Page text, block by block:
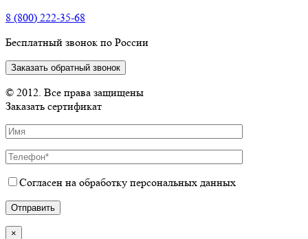
8 (800) 222-35-68
Бесплатный звонок по России
Заказать обратный звонок
© 2012. Все права защищены
Заказать сертификат
Согласен на обработку персональных данных
×